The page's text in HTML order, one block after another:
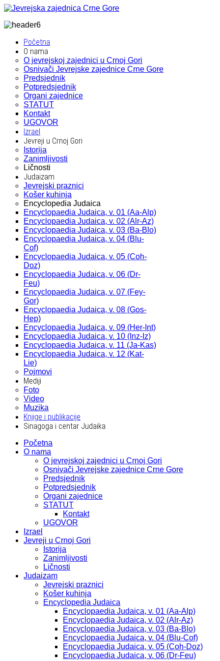
Početna
O nama
O jevrejskoj zajednici u Crnoj Gori
Osnivači Jevrejske zajednice Crne Gore
Predsjednik
Potpredsjednik
Organi zajednice
STATUT
Kontakt
UGOVOR
Izrael
Jevreji u Crnoj Gori
Istorija
Zanimljivosti
Ličnosti
Judaizam
Jevrejski praznici
Košer kuhinja
Encyclopedia Judaica
Encyclopaedia Judaica, v. 01 (Aa-Alp)
Encyclopaedia Judaica, v. 02 (Alr-Az)
Encyclopaedia Judaica, v. 03 (Ba-Blo)
Encyclopaedia Judaica, v. 04 (Blu-
Cof)
Encyclopaedia Judaica, v. 05 (Coh-
Doz)
Encyclopaedia Judaica, v. 06 (Dr-
Feu)
Encyclopaedia Judaica, v. 07 (Fey-
Gor)
Encyclopaedia Judaica, v. 08 (Gos-
Hep)
Encyclopaedia Judaica, v. 09 (Her-Int)
Encyclopaedia Judaica, v. 10 (Inz-Iz)
Encyclopaedia Judaica, v. 11 (Ja-Kas)
Encyclopaedia Judaica, v. 12 (Kat-
Lie)
Pojmovi
Mediji
Foto
Video
Muzika
Knjige i publikacije
Sinagoga i centar Judaika
Početna
O nama
O jevrejskoj zajednici u Crnoj Gori
Osnivači Jevrejske zajednice Crne Gore
Predsjednik
Potpredsjednik
Organi zajednice
STATUT
Kontakt
UGOVOR
Izrael
Jevreji u Crnoj Gori
Istorija
Zanimljivosti
Ličnosti
Judaizam
Jevrejski praznici
Košer kuhinja
Encyclopedia Judaica
Encyclopaedia Judaica, v. 01 (Aa-Alp)
Encyclopaedia Judaica, v. 02 (Alr-Az)
Encyclopaedia Judaica, v. 03 (Ba-Blo)
Encyclopaedia Judaica, v. 04 (Blu-Cof)
Encyclopaedia Judaica, v. 05 (Coh-Doz)
Encyclopaedia Judaica, v. 06 (Dr-Feu)